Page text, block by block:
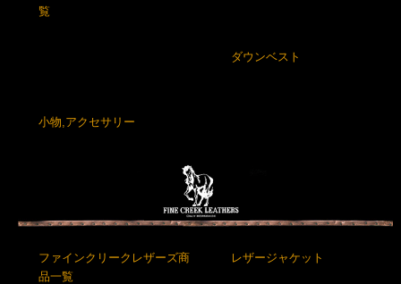
覧
ダウンベスト
小物,アクセサリー
ファインクリークレザーズ商
品一覧
レザージャケット